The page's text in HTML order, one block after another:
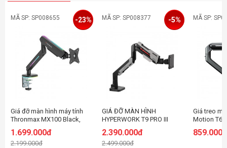
MÃ SP: SP008655
Giá đỡ màn hình máy tính
Thronmax MX100 Black,
1.699.000đ
2.199.000đ
-23% MÃ SP: SP008377
GIÁ ĐỠ MÀN HÌNH
HYPERWORK T9 PRO III
2.390.000đ
2.499.000đ
-5% MÃ SP:
Giá treo
Motion
859.000đ